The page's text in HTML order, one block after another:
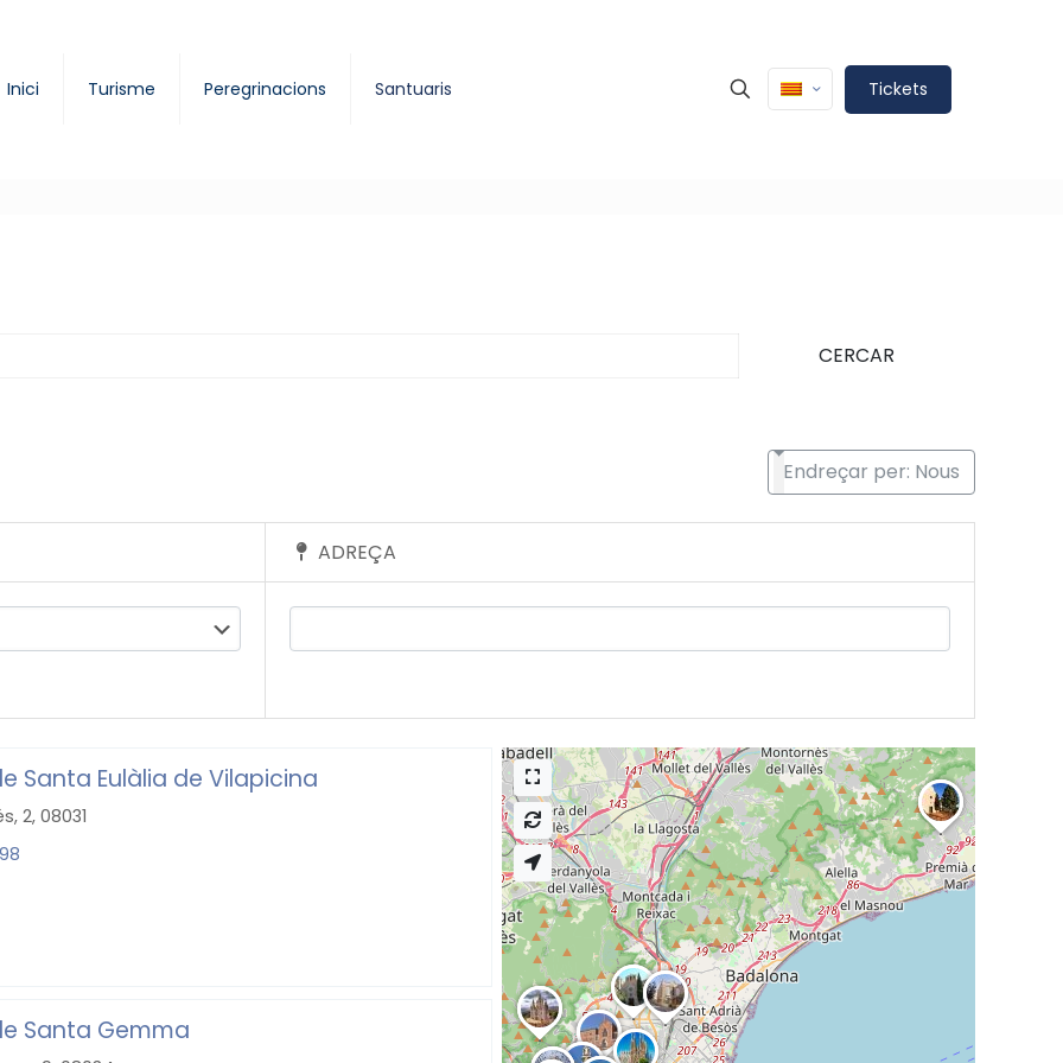
Inici Turisme Peregrinacions Santuaris Tickets
CERCAR
Endreçar per: Nous
ADREÇA
Santa Eulàlia de Vilapicina
2, 08031
Santa Gemma